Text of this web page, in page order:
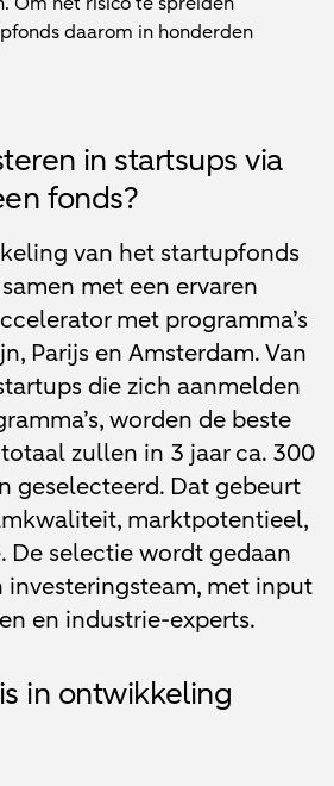
daarom in honderden
in startsups via
fonds?
van het startupfonds
met een ervaren
met programma’s
Parijs en Amsterdam. Van
die zich aanmelden
worden de beste
zullen in 3 jaar ca. 300
geselecteerd. Dat gebeurt
marktpotentieel,
De selectie wordt gedaan
investeringsteam, met input
en industrie-experts.
in ontwikkeling